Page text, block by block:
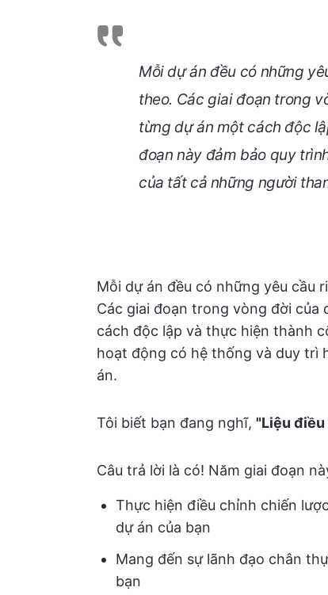
Mỗi dự án đều có những
theo. Các giai đoạn trong
từng dự án một cách độc
đoạn này đảm bảo quy
của tất cả những người
Mỗi dự án đều có những yêu cầu
Các giai đoạn trong vòng đời
cách độc lập và thực hiện thành
hoạt động có hệ thống và duy trì
án.
Tôi biết bạn đang nghĩ, "Liệu
Câu trả lời là có! Năm giai đoạn
Thực hiện điều chỉnh chiến
dự án của bạn
Mang đến sự lãnh đạo chân
bạn